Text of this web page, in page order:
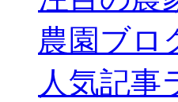
農園ブロ
人気記事